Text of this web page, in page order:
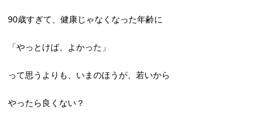
90歳すぎて、健康じゃなくなった年齢に
「やっとけば、よかった」
って思うよりも、いまのほうが、若いから
やったら良くない？